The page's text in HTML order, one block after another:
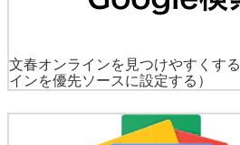
文春オンラインを見つけやすくする
インを優先ソースに設定する）